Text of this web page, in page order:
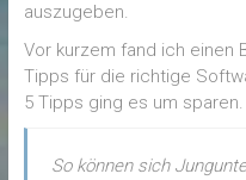
auszugeben.
Vor kurzem fand ich einen
Tipps für die richtige
5 Tipps ging es um sparen.
So können sich